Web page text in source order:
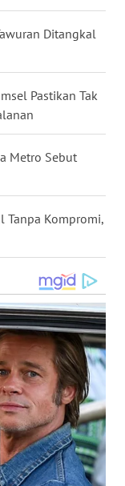
Ditangkal
Pastikan Tak
Metro Sebut
Tanpa Kompromi,